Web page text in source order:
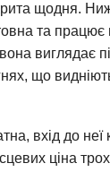
щодня.
та працює
виглядає
що
вхід до неї
ціна